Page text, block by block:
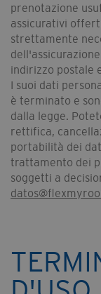
prenotazione
assicurativi
strettamente
indirizzo postale
I suoi dati
è terminato e
dalla legge.
rettifica,
portabilità dei
trattamento dei
soggetti a